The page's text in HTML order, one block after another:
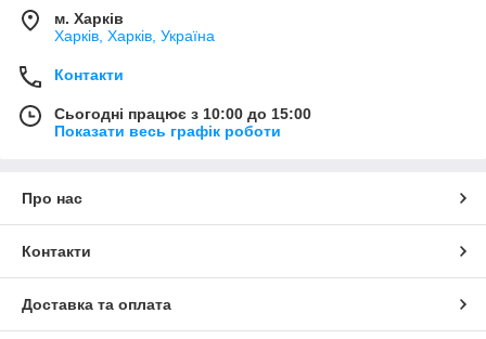
м. Харків
Харків, Харків, Україна
Контакти
Сьогодні працює з 10:00 до 15:00
Показати весь графік роботи
Про нас
Контакти
Доставка та оплата